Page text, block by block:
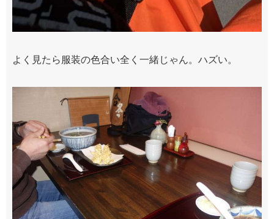
よく見たら服装の色合い全く一緒じゃん。ハズい。